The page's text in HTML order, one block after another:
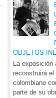
OBJETOS
La exposición
reconstruirá
colombiano
parte de su